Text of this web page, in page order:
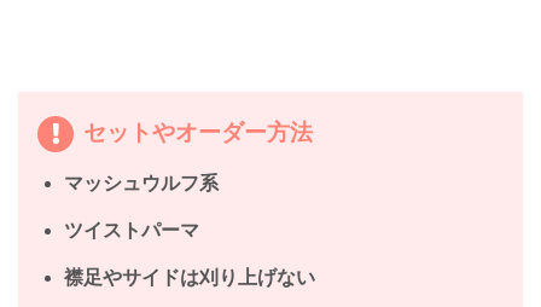
セットやオーダー方法
マッシュウルフ系
ツイストパーマ
襟足やサイドは刈り上げない